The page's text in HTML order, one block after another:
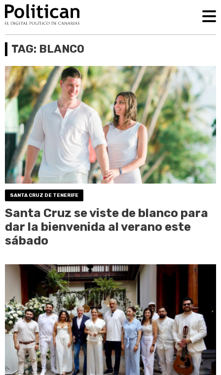
TAG: BLANCO
SANTA CRUZ DE TENERIFE
Santa Cruz se viste de blanco para
dar la bienvenida al verano este
sábado